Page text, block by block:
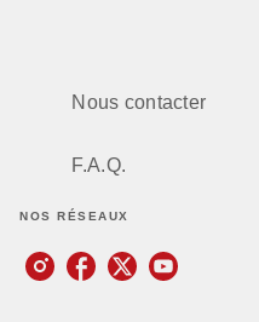
Nous contacter
F.A.Q.
NOS RÉSEAUX